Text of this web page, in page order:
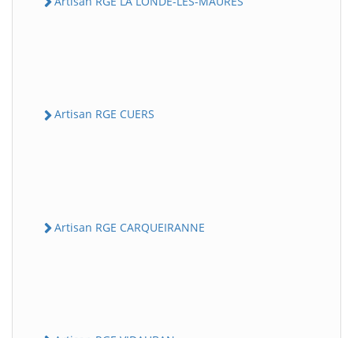
Artisan RGE CUERS
Artisan RGE CARQUEIRANNE